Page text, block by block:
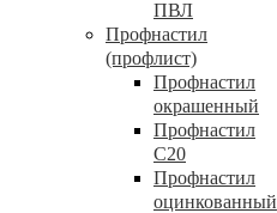
ПВЛ
Профнастил
(профлист)
Профнастил
окрашенный
Профнастил
С20
Профнастил
оцинкованный